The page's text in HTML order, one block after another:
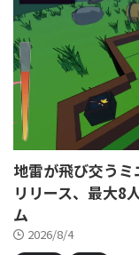
地雷が飛び交う
リリース、最大8
ム
2026/8/4